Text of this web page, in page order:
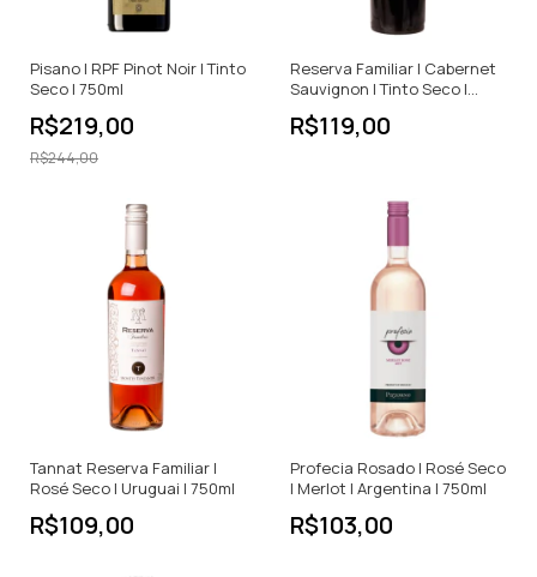
Pisano | RPF Pinot Noir | Tinto
Seco | 750ml
R$219,00
R$244,00
Reserva Familiar | Cabernet
Sauvignon | Tinto Seco |
R$119,00
Tannat Reserva Familiar |
Rosé Seco | Uruguai | 750ml
R$109,00
Profecia Rosado | Rosé Seco
| Merlot | Argentina | 750ml
R$103,00